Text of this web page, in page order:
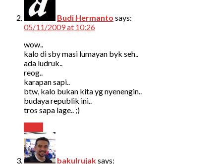
Budi Hermanto says:
05/11/2009 at 10:26
wow..
kalo di sby masi lumayan byk seh..
ada ludruk..
reog..
karapan sapi..
btw, kalo bukan kita yg nyenengin..
budaya republik ini..
tros sapa lage.. ;)
bakulrujaksays: